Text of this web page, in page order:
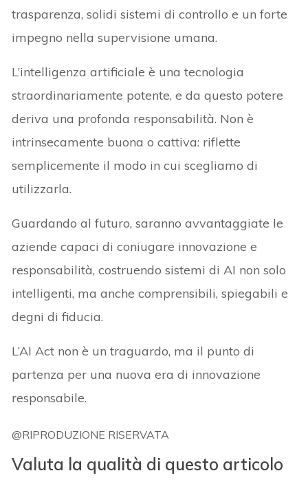
trasparenza, solidi sistemi di controllo e un forte
impegno nella supervisione umana.
L’intelligenza artificiale è una tecnologia
straordinariamente potente, e da questo potere
deriva una profonda responsabilità. Non è
intrinsecamente buona o cattiva: riflette
semplicemente il modo in cui scegliamo di
utilizzarla.
Guardando al futuro, saranno avvantaggiate le
aziende capaci di coniugare innovazione e
responsabilità, costruendo sistemi di AI non solo
intelligenti, ma anche comprensibili, spiegabili e
degni di fiducia.
L’AI Act non è un traguardo, ma il punto di
partenza per una nuova era di innovazione
responsabile.
@RIPRODUZIONE RISERVATA
Valuta la qualità di questo articolo